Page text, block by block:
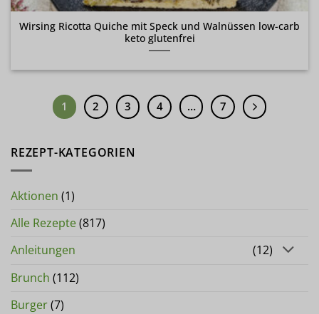
REZEPT-KATEGORIEN
Aktionen (1)
Alle Rezepte(817)
Anleitungen
(12)
Brunch (112)
Burger(7)
Wirsing Ricotta Quiche mit Speck und Walnüssen low-carb
keto glutenfrei
1 2 3 4 … 7